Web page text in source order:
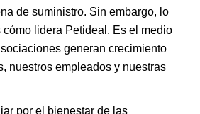
de suministro. Sin embargo, lo
lidera Petideal. Es el medio
generan crecimiento
nuestros empleados y nuestras
por el bienestar de las